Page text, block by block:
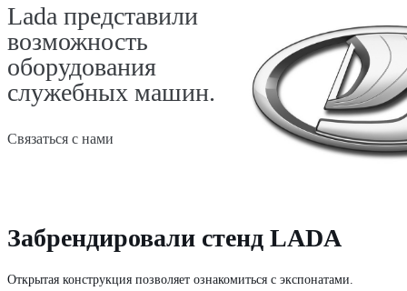
Lada представили
возможность
оборудования
служебных машин.
Связаться с нами
Забрендировали стенд LADA
Открытая конструкция позволяет ознакомиться с экспонатами.